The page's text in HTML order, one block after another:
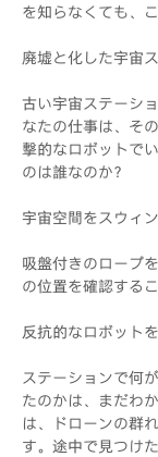
を知らなくても、
廃墟と化した宇宙
古い宇宙ステーシ
なたの仕事は、そ
撃的なロボットで
のは誰なのか？
宇宙空間をスウィ
吸盤付きのロープ
の位置を確認する
反抗的なロボット
ステーションで何
たのかは、まだわ
は、ドローンの群
す。途中で見つけ